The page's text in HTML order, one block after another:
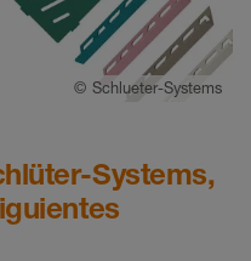
© Schlueter-Systems
Systems,